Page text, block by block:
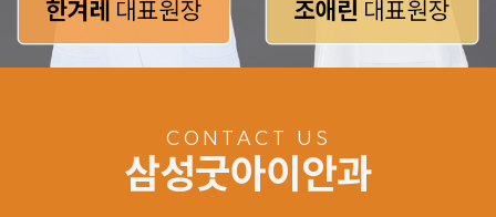
CONTACT US
삼성굿아이안과